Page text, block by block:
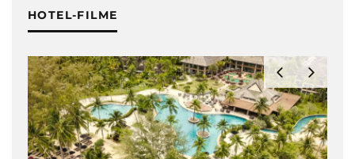
HOTEL-FILME